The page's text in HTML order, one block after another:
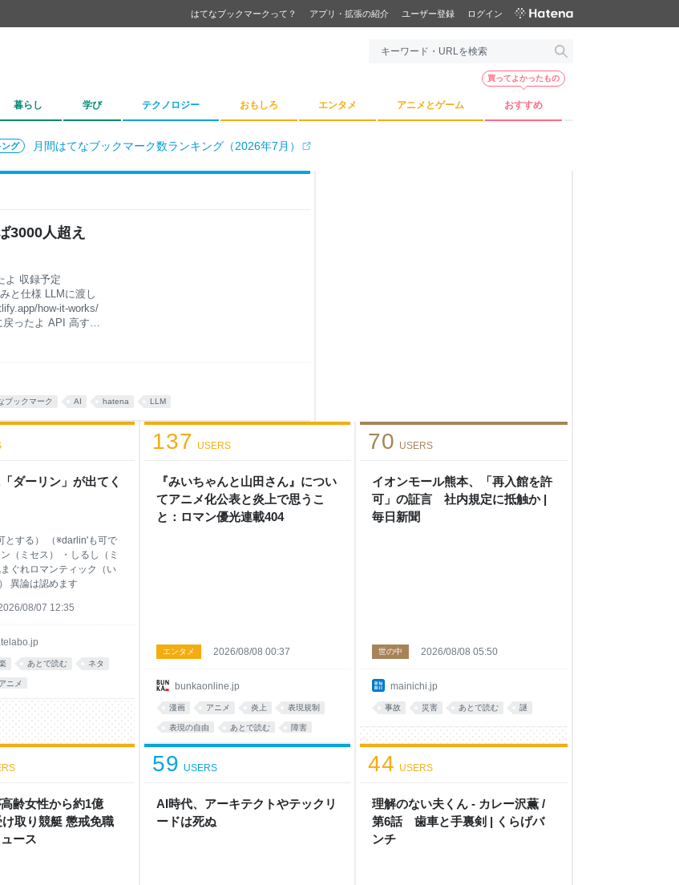
はてなブックマークって？ アプリ・拡張の紹介 ユーザー登録 ログイン
暮らし 学び テクノロジー おもしろ エンタメ アニメとゲーム おすすめ
買ってよかったもの
ング 月間はてなブックマーク数ランキング（2026年7月）
3000人超え
よ 収録予定
と仕様 LLMに渡し
how-it-works/
ったよ API 高す
人で17000円で
題素晴らしいね😉毎
ブックマーク AI hatena LLM
ダーリン」が出てく
とする） （※darlin'も可で
（ミセス） ・しるし（ミ
ぐれロマンティック（い
異論は認めます
08/07 12:35
あとで読む ネタ
アニメ
『みいちゃんと山田さん』につい
てアニメ化公表と炎上で思うこ
と：ロマン優光連載404
137 USERS
bunkaonline.jp
エンタメ 2026/08/08 00:37
漫画 アニメ 炎上 表現規制
表現の自由 あとで読む 障害
福祉 差別
イオンモール熊本、「再入館を許
可」の証言 社内規定に抵触か |
毎日新聞
70 USERS
mainichi.jp
世の中 2026/08/08 05:50
事故 災害 あとで読む 謎
齢女性から約1億
取り競艇 懲戒免職
ース
AI時代、アーキテクトやテックリ
ードは死ぬ
59 USERS
理解のない夫くん - カレー沢薫 /
第6話 歯車と手裏剣 | くらげバ
ンチ
44 USERS